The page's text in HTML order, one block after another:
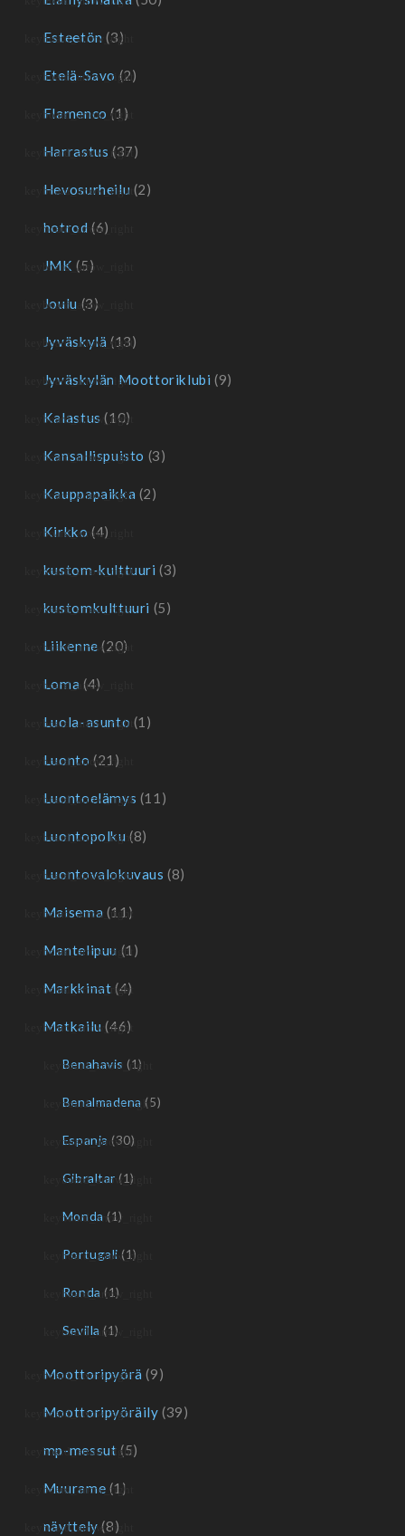
Esteetön (3)
Etelä-Savo (2)
Flamenco (1)
Harrastus (37)
Hevosurheilu (2)
hotrod (6)
JMK (5)
Joulu (3)
Jyväskylä (13)
Jyväskylän Moottoriklubi (9)
Kalastus (10)
Kansallispuisto (3)
Kauppapaikka (2)
Kirkko (4)
kustom-kulttuuri (3)
kustomkulttuuri (5)
Liikenne (20)
Loma (4)
Luola-asunto (1)
Luonto (21)
Luontoelämys (11)
Luontopolku (8)
Luontovalokuvaus (8)
Maisema (11)
Mantelipuu (1)
Markkinat (4)
Matkailu (46)
Benahavis (1)
Benalmadena (5)
Espanja (30)
Gibraltar (1)
Monda (1)
Portugali (1)
Ronda (1)
Sevilla (1)
Moottoripyörä (9)
Moottoripyöräily (39)
mp-messut (5)
Muurame (1)
näyttely (8)